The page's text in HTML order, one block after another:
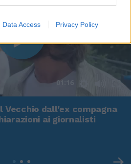
Data Access Privacy Policy
01:16
Vecchio dall'ex compagna
ai giornalisti